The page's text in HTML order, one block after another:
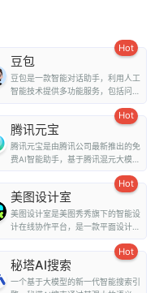
Hot
豆包
豆包是一款智能对话助手，利用人工
智能技术提供多功能服务，包括问
Hot
腾讯元宝
腾讯元宝是由腾讯公司最新推出的免
费AI智能助手，基于腾讯混元大模型
Hot
美图设计室
美图设计室是美图秀秀旗下的智能设
计在线协作平台，是一款平面设计工
Hot
秘塔AI搜索
一个基于大模型的新一代智能搜索引